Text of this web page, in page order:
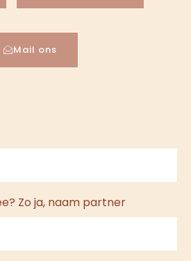
Mail ons
Zo ja, naam partner